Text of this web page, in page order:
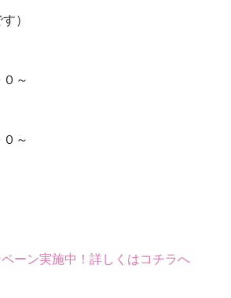
）
～
～
ーン実施中！詳しくはコチラへ